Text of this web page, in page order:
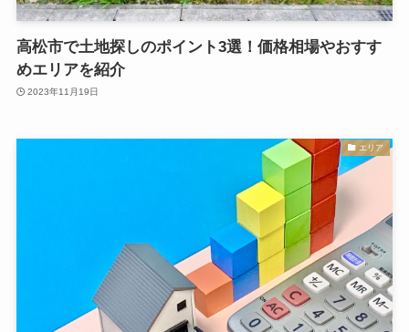
高松市で土地探しのポイント3選！価格相場やおすす
めエリアを紹介
2023年11月19日
エリア